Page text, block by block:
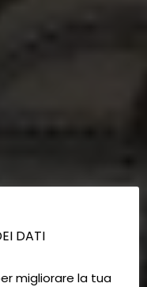
DATI
migliorare la tua